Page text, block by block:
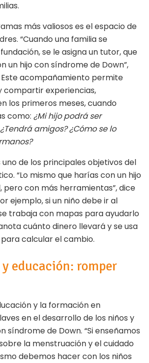
más valiosos es el espacio de
“Cuando una familia se
se le asigna un tutor, que
un hijo con síndrome de Down”,
Este acompañamiento permite
compartir experiencias,
los primeros meses, cuando
como: ¿Mi hijo podrá ser
amigos? ¿Cómo se lo
de los principales objetivos del
“Lo mismo que harías con un hijo
pero con más herramientas”, dice
ejemplo, si un niño debe ir al
trabaja con mapas para ayudarlo
cuánto dinero llevará y se usa
calcular el cambio.
educación: romper
y la formación en
en el desarrollo de los niños y
síndrome de Down. “Si enseñamos
la menstruación y el cuidado
debemos hacer con los niños